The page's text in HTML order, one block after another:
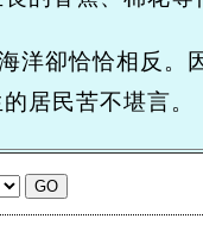
洋卻恰恰相反
居民苦不堪言。